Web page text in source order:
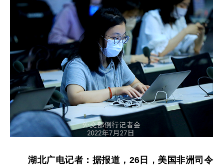
湖北广电记者：据报道，26日，美国非洲司令